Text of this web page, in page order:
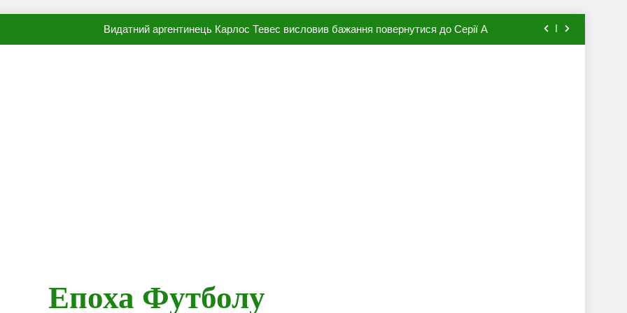
Видатний аргентинець Карлос Тевес висловив бажання повернутися до Серії А
Епоха Футболу